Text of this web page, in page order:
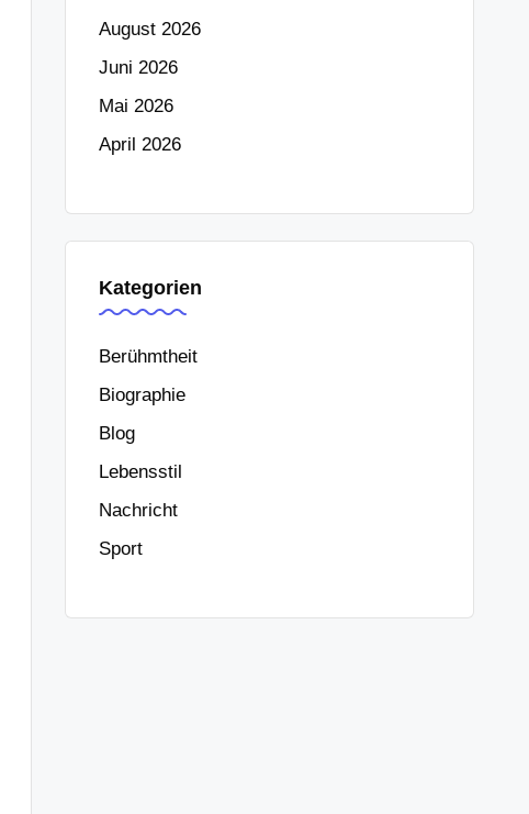
August 2026
Juni 2026
Mai 2026
April 2026
Kategorien
Berühmtheit
Biographie
Blog
Lebensstil
Nachricht
Sport